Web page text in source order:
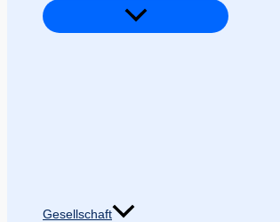
Gesellschaft